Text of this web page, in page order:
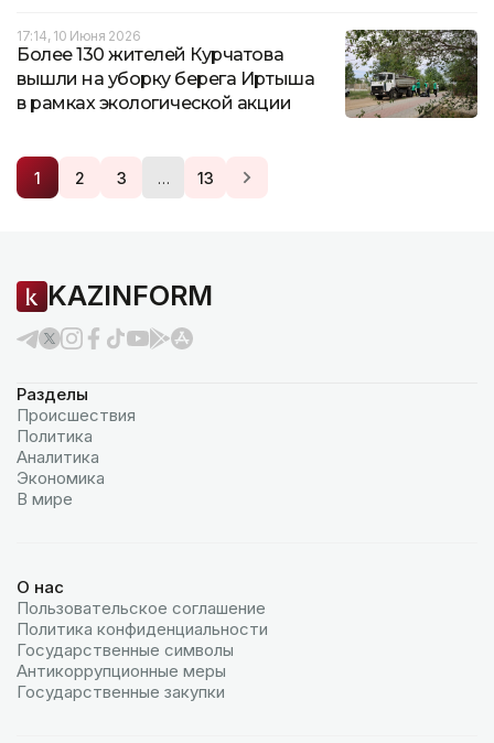
17:14, 10 Июня 2026
Более 130 жителей Курчатова
вышли на уборку берега Иртыша
в рамках экологической акции
1 2 3 … 13
KAZINFORM
Разделы
Происшествия
Политика
Аналитика
Экономика
В мире
О нас
Пользовательское соглашение
Политика конфиденциальности
Государственные символы
Антикоррупционные меры
Государственные закупки